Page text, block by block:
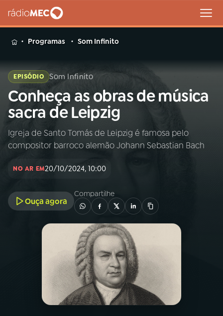
MENU
Buscar
na
Rádio
MEC
Buscar
Início AO VIVO
PROGRAMAÇÃO
PROGRAMAS
Programas Som Infinito
EPISÓDIO Som Infinito
Conheça as obras de música
sacra de Leipzig
Igreja de Santo Tomás de Leipzig é famosa pelo
compositor barroco alemão Johann Sebastian Bach
NO AR EM20/10/2024, 10:00
Ouça agora
Compartilhe